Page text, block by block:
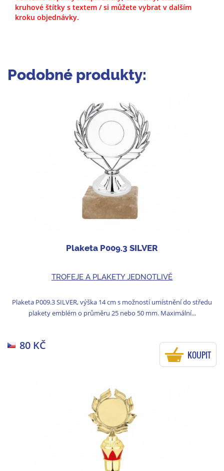
kruhové štítky s textem / si můžete vybrat v dalším
kroku objednávky.
Podobné produkty:
Plaketa P009.3 SILVER
TROFEJE A PLAKETY JEDNOTLIVĚ
Plaketa P009.3 SILVER, výška 14 cm s možností umístnění do středu
plakety emblém o průměru 25 nebo 50 mm. Maximální...
80 KČ
KOUPIT